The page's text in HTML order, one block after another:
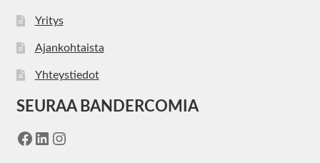
Yritys
Ajankohtaista
Yhteystiedot
SEURAA BANDERCOMIA
Facebook
LinkedIn
Instagram